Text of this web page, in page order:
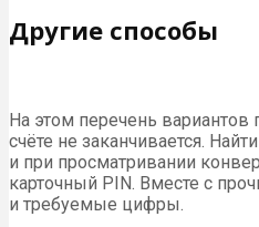
Другие способы
На этом перечень
счёте не заканчивается.
и при просматривании
карточный PIN. Вместе с
и требуемые цифры.